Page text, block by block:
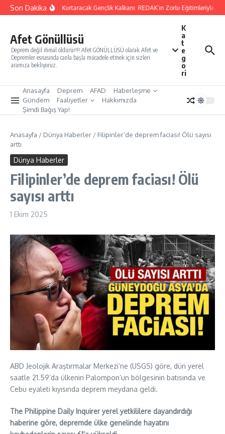
İçeriğe atla
Son DakikaYarınları Kurtaracak Gençlik Kalkanı: REDAK’ın Zorlu Eğitimleriyle
Afet Gönüllüsü
Deprem değil ihmal öldürür!!! Afet GÖNÜLLÜSÜ olarak Afet ve
Depremler esnasında canla başla mücadele etmek için sizleri
aramıza bekliyoruz.
K
a
t
e
g
o
ri
Anasayfa Deprem AFAD
Haberleşme
Gündem
Faaliyetler
Hakkımızda
Şimdi Bağış Yap!
Anasayfa / Dünya Haberler / Filipinler’de deprem faciası! Ölü sayısı
arttı
Dünya Haberler
Filipinler’de deprem faciası! Ölü
sayısı arttı
1 Ekim 2025
ABD Jeolojik Araştırmalar Merkezi’ne (USGS) göre, dün yerel
saatle 21.59’da ülkenin Palompon’un bölgesinin batısında ve
Cebu eyaleti kıyısında deprem meydana geldi.
​​​​​​​The Philippine Daily Inquirer yerel yetkililere dayandırdığı
haberine göre, depremde ülke genelinde hayatını